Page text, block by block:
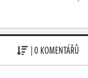
| 0 KOMENTÁŘŮ